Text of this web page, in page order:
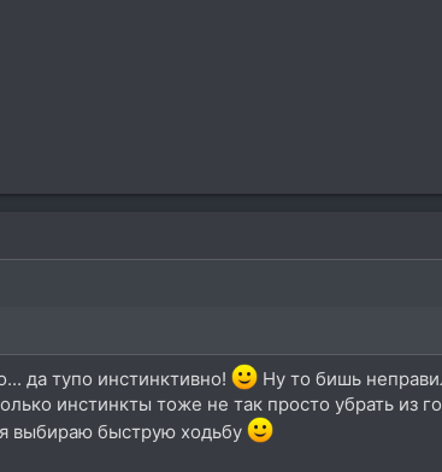
да тупо инстинктивно!
Ну то бишь
инстинкты тоже не так просто убрать из
выбираю быструю ходьбу